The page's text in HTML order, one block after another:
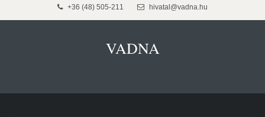
+36 (48) 505-211 hivatal@vadna.hu
VADNA